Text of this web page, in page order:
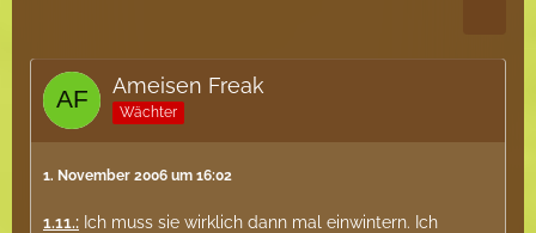
Ameisen Freak
Wächter
1. November 2006 um 16:02
1.11.: Ich muss sie wirklich dann mal einwintern. Ich